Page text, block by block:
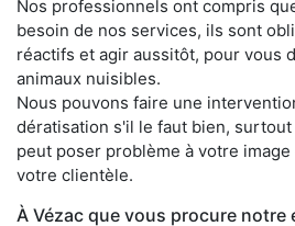
Nos professionnels ont compris
besoin de nos services, ils sont
réactifs et agir aussitôt, pour vous
animaux nuisibles.
Nous pouvons faire une
dératisation s'il le faut bien,
peut poser problème à votre
votre clientèle.
À Vézac que vous procure notre